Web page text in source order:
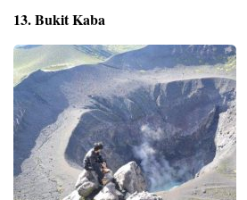
13. Bukit Kaba